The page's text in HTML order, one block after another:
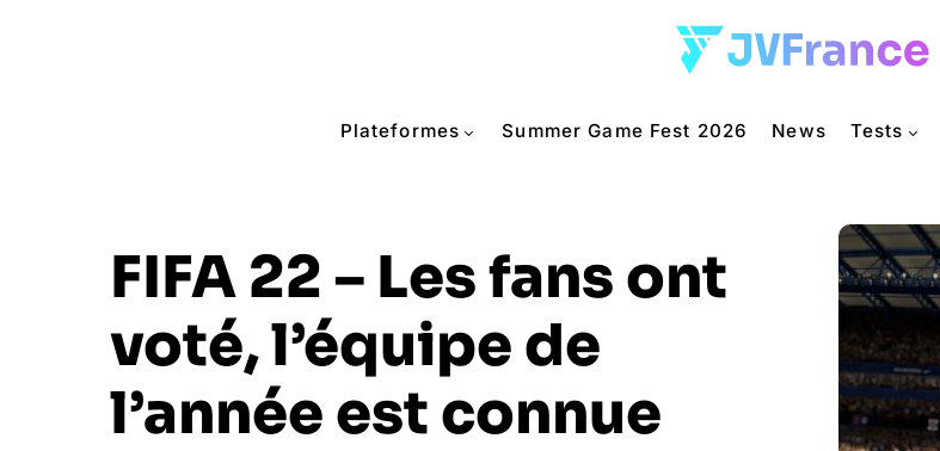
Plateformes Summer Game Fest 2026 News Tests
FIFA 22 – Les fans ont
voté, l’équipe de
l’année est connue